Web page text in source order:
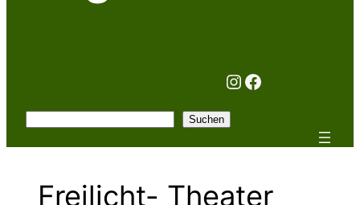
Instagram
Facebook
Suchen
Freilicht- Theater